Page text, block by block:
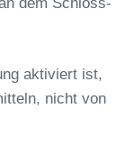
aktiviert ist,
nicht von